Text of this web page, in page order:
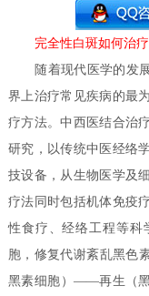
完全性白斑如何治疗
随着现代医学的发
界上治疗常见疾病的最
疗方法。中西医结合治
研究，以传统中医经络
技设备，从生物医学及
疗法同时包括机体免疫
性食疗、经络工程等科
胞，修复代谢紊乱黑色
黑素细胞）——再生（